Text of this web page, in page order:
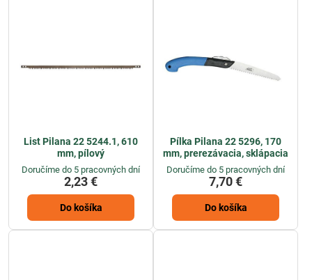
List Pilana 22 5244.1, 610
mm, pílový
Doručíme do 5 pracovných dní
2,23 €
Do košíka
Pílka Pilana 22 5296, 170
mm, prerezávacia, sklápacia
Doručíme do 5 pracovných dní
7,70 €
Do košíka